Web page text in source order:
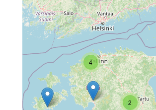
2
4